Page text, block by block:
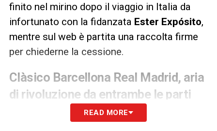
finito nel mirino dopo il viaggio in Italia da
infortunato con la fidanzata Ester Expósito,
mentre sul web è partita una raccolta firme
per chiederne la cessione.
Clàsico Barcellona Real Madrid, aria
di rivoluzione da entrambe le parti
Domenica potrebbe essere l’ultimo
READ MORE